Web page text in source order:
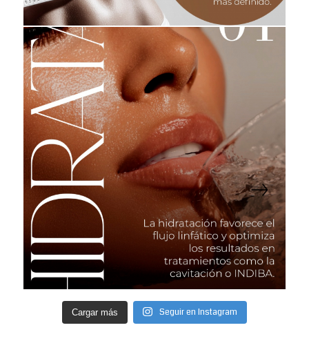
Cargar más Seguir en Instagram